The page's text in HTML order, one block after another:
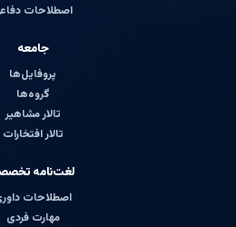
اصطلاحات
جامعه
پروفایل‌ها
گروه‌ها
تالار مشاهیر
تالار افتخارات
لغت‌نامه
اصطلاحات
مهارت فردی